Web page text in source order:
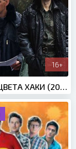
16+
КУРОРТ ЦВЕТА ХАКИ (2021)